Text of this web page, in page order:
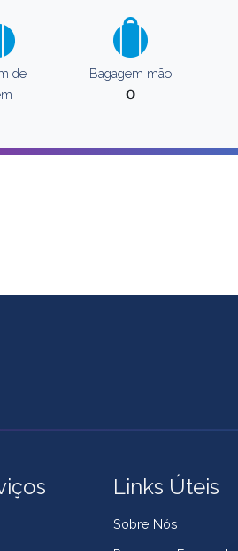
de
Bagagem mão
0
Links Úteis
Sobre Nós